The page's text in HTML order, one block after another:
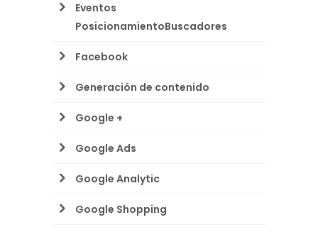
Eventos
PosicionamientoBuscadores
Facebook
Generación de contenido
Google +
Google Ads
Google Analytic
Google Shopping